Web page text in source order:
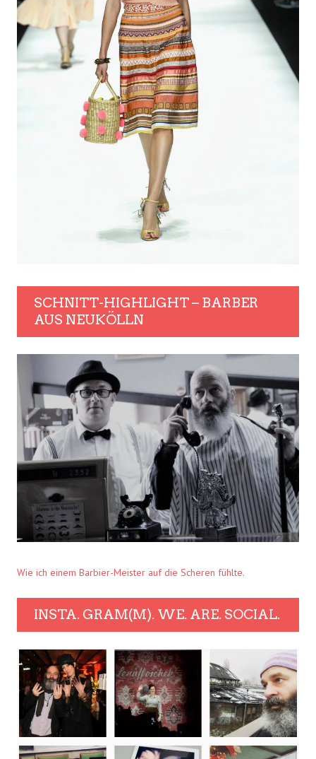
SCHNITT-HIGHLIGHT – BARBER
AUS NEUKÖLLN
Wie ich einem Barbier-Meister auf die Scheren fühlte.
INSTA. GRAM(M). WE. ARE. SOCIAL.